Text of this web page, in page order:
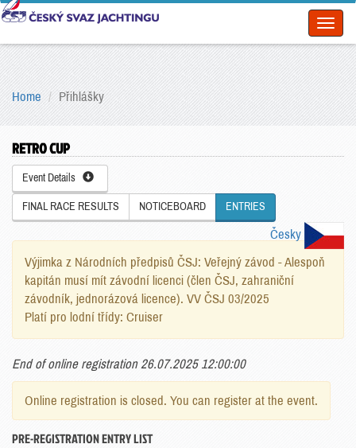
Home Přihlášky
RETRO CUP
Event Details
FINAL RACE RESULTS NOTICEBOARD ENTRIES
Česky
Výjimka z Národních předpisů ČSJ: Veřejný závod - Alespoň
kapitán musí mít závodní licenci (člen ČSJ, zahraniční
závodník, jednorázová licence). VV ČSJ 03/2025
Platí pro lodní třídy: Cruiser
End of online registration 26.07.2025 12:00:00
Online registration is closed. You can register at the event.
PRE-REGISTRATION ENTRY LIST